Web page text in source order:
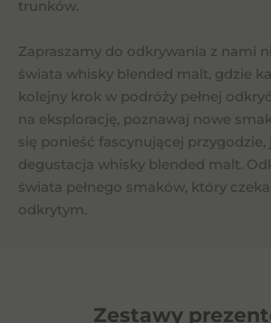
trunków.
Zapraszamy do odkrywania z nami
świata whisky blended malt, gdzie
kolejny krok w podróży pełnej
na eksplorację, poznawaj nowe
się ponieść fascynującej przygodzie,
degustacja whisky blended malt.
świata pełnego smaków, który
odkrytym.
Zestawy